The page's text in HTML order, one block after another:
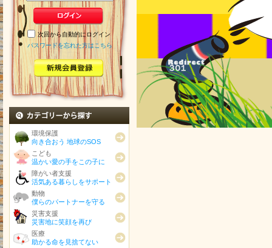
次回から自動的にログイン
パスワードを忘れた方はこちら
環境保護
向き合おう 地球のSOS
こども
温かい愛の手をこの子に
障がい者支援
活気ある暮らしをサポート
動物
僕らのパートナーを守る
災害支援
災害地に笑顔を再び
医療
助かる命を見捨てない